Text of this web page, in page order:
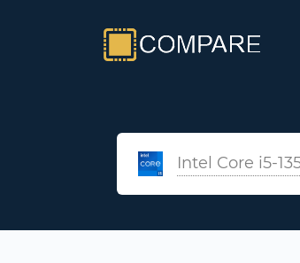
Intel Core i5-